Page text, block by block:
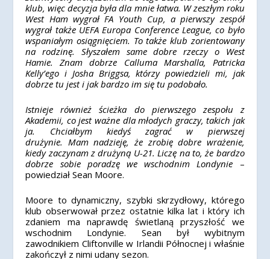
klub, więc decyzja była dla mnie łatwa. W zeszłym roku
West Ham wygrał FA Youth Cup, a pierwszy zespół
wygrał także UEFA Europa Conference League, co było
wspaniałym osiągnięciem. To także klub zorientowany
na rodzinę. Słyszałem same dobre rzeczy o West
Hamie. Znam dobrze Calluma Marshalla, Patricka
Kelly’ego i Josha Briggsa, którzy powiedzieli mi, jak
dobrze tu jest i jak bardzo im się tu podobało.
Istnieje również ścieżka do pierwszego zespołu z
Akademii, co jest ważne dla młodych graczy, takich jak
ja. Chciałbym kiedyś zagrać w pierwszej
drużynie. Mam nadzieję, że zrobię dobre wrażenie,
kiedy zaczynam z drużyną U-21. Liczę na to, że bardzo
dobrze sobie poradzę we wschodnim Londynie –
powiedział Sean Moore.
Moore to dynamiczny, szybki skrzydłowy, którego
klub obserwował przez ostatnie kilka lat i który ich
zdaniem ma naprawdę świetlaną przyszłość we
wschodnim Londynie. Sean był wybitnym
zawodnikiem Cliftonville w Irlandii Północnej i właśnie
zakończył z nimi udany sezon.